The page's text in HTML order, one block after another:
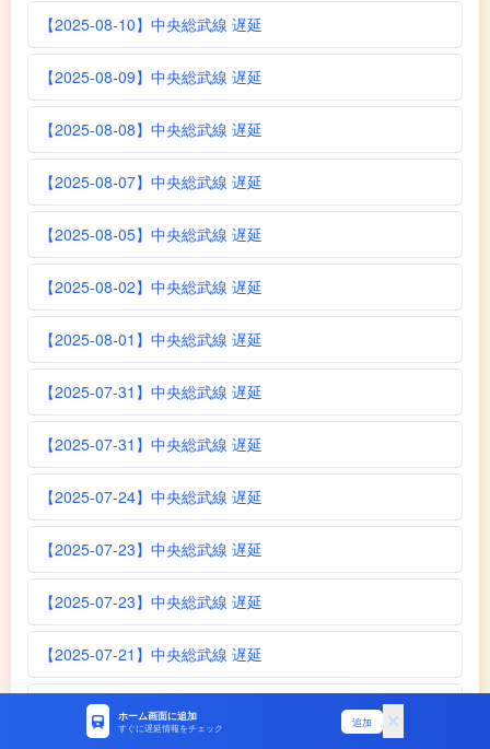
【2025-08-10】中央総武線 遅延
【2025-08-09】中央総武線 遅延
【2025-08-08】中央総武線 遅延
【2025-08-07】中央総武線 遅延
【2025-08-05】中央総武線 遅延
【2025-08-02】中央総武線 遅延
【2025-08-01】中央総武線 遅延
【2025-07-31】中央総武線 遅延
【2025-07-31】中央総武線 遅延
【2025-07-24】中央総武線 遅延
【2025-07-23】中央総武線 遅延
【2025-07-23】中央総武線 遅延
【2025-07-21】中央総武線 遅延
【2025-07-20】中央総武線 遅延
ホーム画面に追加
すぐに遅延情報をチェック 追加